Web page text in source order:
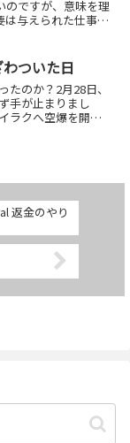
のですが、意味を理
与えられた仕事だ
ついた日
たのか？2月28日、
手が止まりまし
ラクへ空爆を開
返金のやり